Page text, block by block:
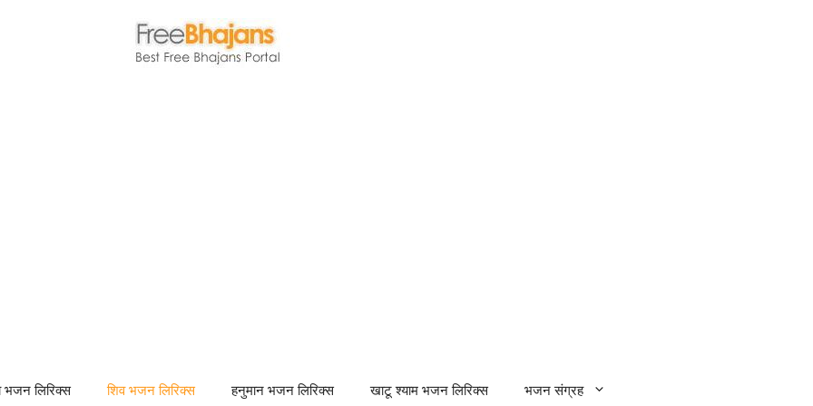
भजन लिरिक्स शिव भजन लिरिक्स हनुमान भजन लिरिक्स खाटू श्याम भजन लिरिक्स भजन संग्रह